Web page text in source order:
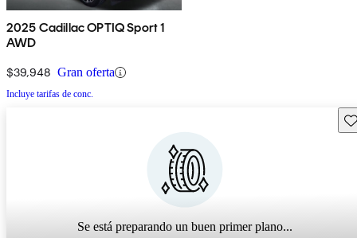
2025 Cadillac OPTIQ Sport 1
AWD
$39,948 Gran oferta
Incluye tarifas de conc.
Se está preparando un buen primer plano...